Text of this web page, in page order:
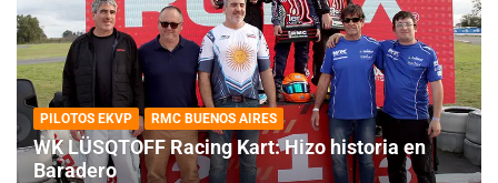
PILOTOS EKVP RMC BUENOS AIRES
WK LÜSQTOFF Racing Kart: Hizo historia en
Baradero